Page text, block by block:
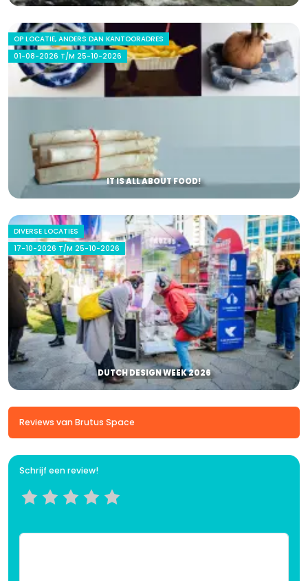
OP LOCATIE, ANDERS DAN KANTOORADRES
01-08-2026 T/M 25-10-2026
IT IS ALL ABOUT FOOD!
DIVERSE LOCATIES
17-10-2026 T/M 25-10-2026
DUTCH DESIGN WEEK 2026
Reviews van Brutus Space
Schrijf een review!